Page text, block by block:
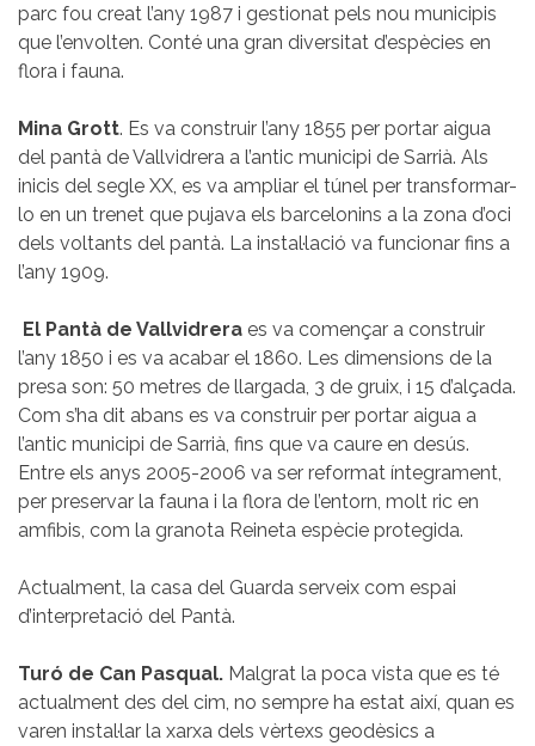
parc fou creat l’any 1987 i gestionat pels nou municipis
que l’envolten. Conté una gran diversitat d’espècies en
flora i fauna.
Mina Grott. Es va construir l’any 1855 per portar aigua
del pantà de Vallvidrera a l’antic municipi de Sarrià. Als
inicis del segle XX, es va ampliar el túnel per transformar-
lo en un trenet que pujava els barcelonins a la zona d’oci
dels voltants del pantà. La instal·lació va funcionar fins a
l’any 1909.
El Pantà de Vallvidrera es va començar a construir
l’any 1850 i es va acabar el 1860. Les dimensions de la
presa son: 50 metres de llargada, 3 de gruix, i 15 d’alçada.
Com s’ha dit abans es va construir per portar aigua a
l’antic municipi de Sarrià, fins que va caure en desús.
Entre els anys 2005-2006 va ser reformat íntegrament,
per preservar la fauna i la flora de l’entorn, molt ric en
amfibis, com la granota Reineta espècie protegida.
Actualment, la casa del Guarda serveix com espai
d’interpretació del Pantà.
Turó de Can Pasqual. Malgrat la poca vista que es té
actualment des del cim, no sempre ha estat així, quan es
varen instal·lar la xarxa dels vèrtexs geodèsics a